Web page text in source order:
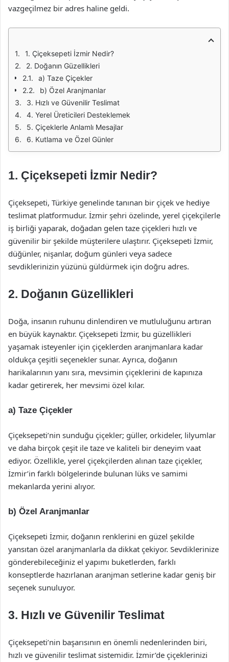
vazgeçilmez bir adres haline geldi.
1. Çiçeksepeti İzmir Nedir?
2. Doğanın Güzellikleri
a) Taze Çiçekler
b) Özel Aranjmanlar
3. Hızlı ve Güvenilir Teslimat
4. Yerel Üreticileri Desteklemek
5. Çiçeklerle Anlamlı Mesajlar
6. Kutlama ve Özel Günler
1. Çiçeksepeti İzmir Nedir?
Çiçeksepeti, Türkiye genelinde tanınan bir çiçek ve hediye
teslimat platformudur. İzmir şehri özelinde, yerel çiçekçilerle
iş birliği yaparak, doğadan gelen taze çiçekleri hızlı ve
güvenilir bir şekilde müşterilere ulaştırır. Çiçeksepeti İzmir,
düğünler, nişanlar, doğum günleri veya sadece
sevdiklerinizin yüzünü güldürmek için doğru adres.
2. Doğanın Güzellikleri
Doğa, insanın ruhunu dinlendiren ve mutluluğunu artıran
en büyük kaynaktır. Çiçeksepeti İzmir, bu güzellikleri
yaşamak isteyenler için çiçeklerden aranjmanlara kadar
oldukça çeşitli seçenekler sunar. Ayrıca, doğanın
harikalarının yanı sıra, mevsimin çiçeklerini de kapınıza
kadar getirerek, her mevsimi özel kılar.
a) Taze Çiçekler
Çiçeksepeti’nin sunduğu çiçekler; güller, orkideler, lilyumlar
ve daha birçok çeşit ile taze ve kaliteli bir deneyim vaat
ediyor. Özellikle, yerel çiçekçilerden alınan taze çiçekler,
İzmir’in farklı bölgelerinde bulunan lüks ve samimi
mekanlarda yerini alıyor.
b) Özel Aranjmanlar
Çiçeksepeti İzmir, doğanın renklerini en güzel şekilde
yansıtan özel aranjmanlarla da dikkat çekiyor. Sevdiklerinize
gönderebileceğiniz el yapımı buketlerden, farklı
konseptlerde hazırlanan aranjman setlerine kadar geniş bir
seçenek sunuluyor.
3. Hızlı ve Güvenilir Teslimat
Çiçeksepeti’nin başarısının en önemli nedenlerinden biri,
hızlı ve güvenilir teslimat sistemidir. İzmir’de çiçeklerinizi